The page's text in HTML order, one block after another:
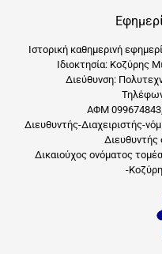
Ιστορική καθημερινή
Ιδιοκτησία: Κοζύρης
Διεύθυνση:
ΑΦΜ
Διευθυντής-Διαχειριστής-
Δικαιούχος ονόματος
-